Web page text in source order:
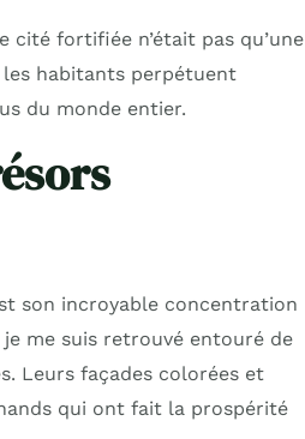
cité fortifiée n’était pas qu’une
les habitants perpétuent
du monde entier.
son incroyable concentration
me suis retrouvé entouré de
Leurs façades colorées et
qui ont fait la prospérité